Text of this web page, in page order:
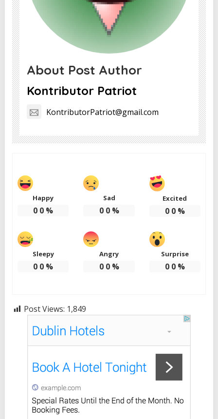
About Post Author
Kontributor Patriot
KontributorPatriot@gmail.com
Happy
0 0 %
Sad
0 0%
Excited
0 0%
Sleepy
0 0 %
Angry
0 0%
Surprise
0 0%
Post Views: 1,849